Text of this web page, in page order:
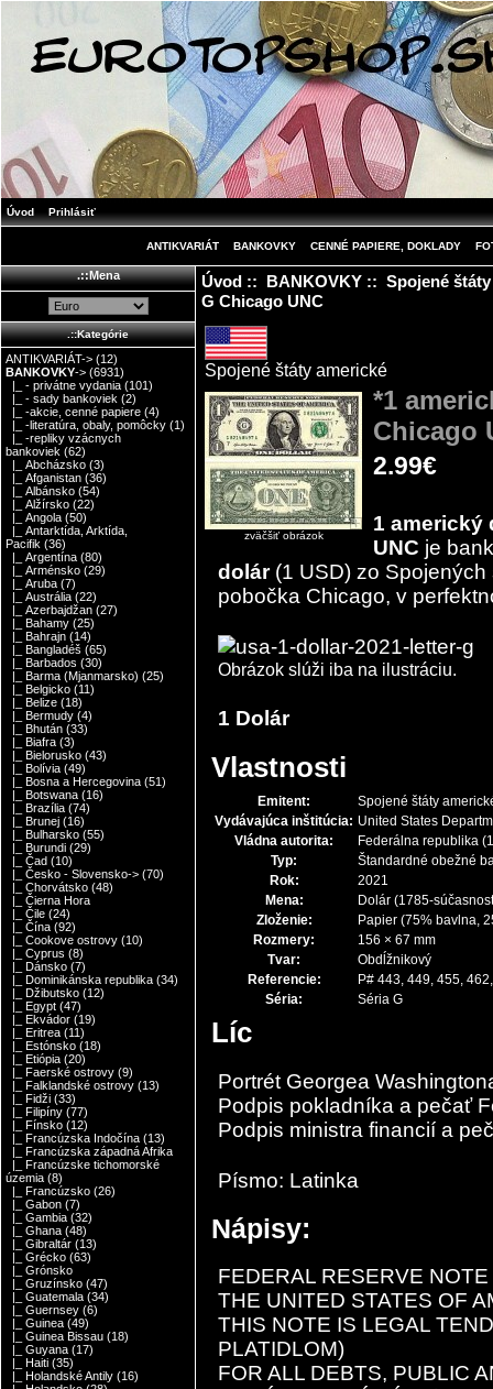
Úvod Prihlásiť
ANTIKVARIÁT BANKOVKY CENNÉ PAPIERE, DOKLADY
.::Mena
.::Kategórie
ANTIKVARIÁT-> (12)
BANKOVKY-> (6931)
|_ - privátne vydania (101)
|_ - sady bankoviek (2)
|_ -akcie, cenné papiere (4)
|_ -literatúra, obaly, pomôcky (1)
|_ -repliky vzácnych
bankoviek (62)
|_ Abcházsko (3)
|_ Afganistan (36)
|_ Albánsko (54)
|_ Alžírsko (22)
|_ Angola (50)
|_ Antarktída, Arktída,
Pacifik (36)
|_ Argentína (80)
|_ Arménsko (29)
|_ Aruba (7)
|_ Austrália (22)
|_ Azerbajdžan (27)
|_ Bahamy (25)
|_ Bahrajn (14)
|_ Bangladéš (65)
|_ Barbados (30)
|_ Barma (Mjanmarsko) (25)
|_ Belgicko (11)
|_ Belize (18)
|_ Bermudy (4)
|_ Bhután (33)
|_ Biafra (3)
|_ Bielorusko (43)
|_ Bolívia (49)
|_ Bosna a Hercegovina (51)
|_ Botswana (16)
|_ Brazília (74)
|_ Brunej (16)
|_ Bulharsko (55)
|_ Burundi (29)
|_ Čad (10)
|_ Česko - Slovensko-> (70)
|_ Chorvátsko (48)
|_ Čierna Hora
|_ Čile (24)
|_ Čína (92)
|_ Cookove ostrovy (10)
|_ Cyprus (8)
|_ Dánsko (7)
|_ Dominikánska republika (34)
|_ Džibutsko (12)
|_ Egypt (47)
|_ Ekvádor (19)
|_ Eritrea (11)
|_ Estónsko (18)
|_ Etiópia (20)
|_ Faerské ostrovy (9)
|_ Falklandské ostrovy (13)
|_ Fidži (33)
|_ Filipíny (77)
|_ Fínsko (12)
|_ Francúzska Indočína (13)
|_ Francúzska západná Afrika
|_ Francúzske tichomorské
územia (8)
|_ Francúzsko (26)
|_ Gabon (7)
|_ Gambia (32)
|_ Ghana (48)
|_ Gibraltár (13)
|_ Grécko (63)
|_ Grónsko
|_ Gruzínsko (47)
|_ Guatemala (34)
|_ Guernsey (6)
|_ Guinea (49)
|_ Guinea Bissau (18)
|_ Guyana (17)
|_ Haiti (35)
|_ Holandské Antily (16)
Úvod:: BANKOVKY:: Spojené
G Chicago UNC
Spojené štáty americké
zväčšiť obrázok
*1
Chicago
2.99€
1 americký
UNC je
dolár(1 USD) zo Spojených
pobočka Chicago, v
Obrázok slúži iba na ilustráciu.
1 Dolár
Vlastnosti
Emitent:
Spojené štáty
Vydávajúca inštitúcia: United States
Vládna autorita:
Federálna republika
Typ:
Štandardné obežné
Rok:
2021
Mena:
Dolár (1785-
Zloženie:
Papier (75% bavlna,
Rozmery:
156 × 67 mm
Tvar:
Obdĺžnikový
Referencie:
P# 443, 449, 455,
Séria:
Séria G
Líc
Portrét Georgea
Podpis pokladníka a pečať
Podpis ministra financií a
Písmo: Latinka
Nápisy:
FEDERAL RESERVE
THE UNITED STATES OF
THIS NOTE IS LEGAL
PLATIDLOM)
FOR ALL DEBTS, PUBLIC